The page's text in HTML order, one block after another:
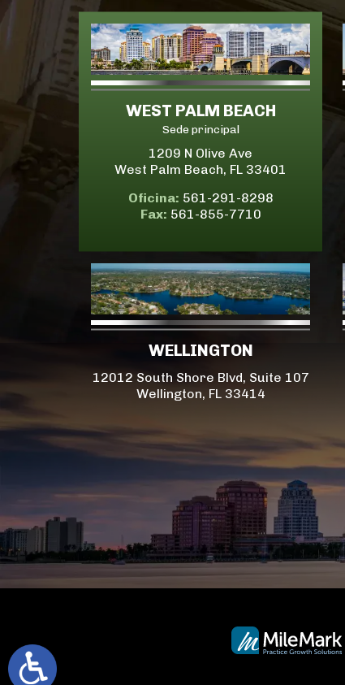
WEST PALM BEACH
Sede principal
1209 N Olive Ave
West Palm Beach, FL 33401
Oficina: 561-291-8298
Fax: 561-855-7710
WELLINGTON
12012 South Shore Blvd, Suite 107
Wellington, FL 33414